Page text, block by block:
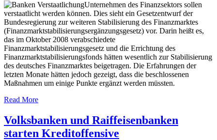
Unternehmen des Finanzsektors sollen
verstaatlicht werden können. Dies sieht ein Gesetzentwurf der
Bundesregierung zur weiteren Stabilisierung des Finanzmarktes
(Finanzmarktstabilisierungsergänzungsgesetz) vor. Darin heißt es,
das im Oktober 2008 verabschiedete
Finanzmarktstabilisierungsgesetz und die Errichtung des
Finanzmarktstabilisierungsfonds hätten wesentlich zur Stabilisierung
des deutsches Finanzmarktes beigetragen. Die Erfahrungen der
letzten Monate hätten jedoch gezeigt, dass die beschlossenen
Maßnahmen um einige Punkte ergänzt werden müssten.
Read More
Volksbanken und Raiffeisenbanken
starten Kreditoffensive